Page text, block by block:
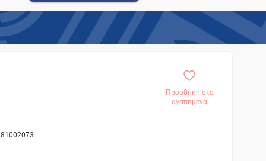
Προσθήκη στα
αγαπημένα